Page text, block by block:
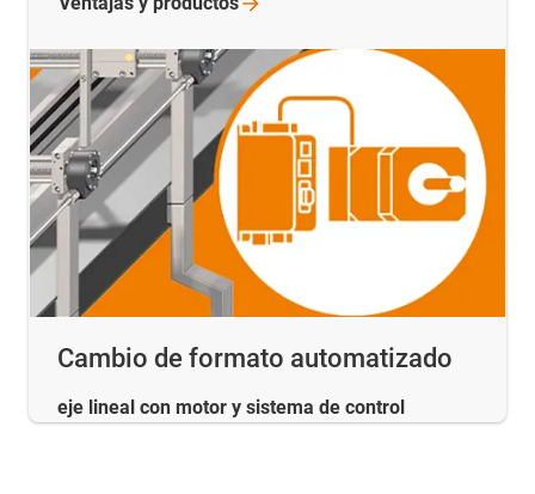
Cambio de formato automatizado
eje lineal con motor y sistema de control